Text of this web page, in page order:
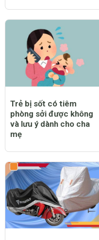
Trẻ bị sốt có tiêm
phòng sởi được không
và lưu ý dành cho cha
mẹ